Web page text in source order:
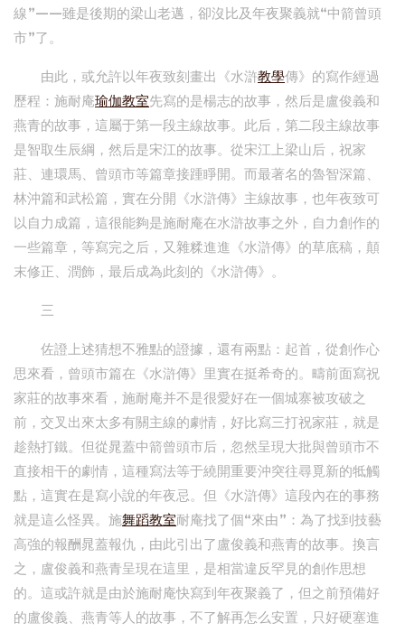
線”——雖是後期的梁山老邁，卻沒比及年夜聚義就“中箭曾頭
市”了。
由此，或允許以年夜致刻畫出《水滸教學傳》的寫作經過
歷程：施耐庵瑜伽教室先寫的是楊志的故事，然后是盧俊義和
燕青的故事，這屬于第一段主線故事。此后，第二段主線故事
是智取生辰綱，然后是宋江的故事。從宋江上梁山后，祝家
莊、連環馬、曾頭市等篇章接踵睜開。而最著名的魯智深篇、
林沖篇和武松篇，實在分開《水滸傳》主線故事，也年夜致可
以自力成篇，這很能夠是施耐庵在水滸故事之外，自力創作的
一些篇章，等寫完之后，又雜糅進進《水滸傳》的草底稿，顛
末修正、潤飾，最后成為此刻的《水滸傳》。
三
佐證上述猜想不雅點的證據，還有兩點：起首，從創作心
思來看，曾頭市篇在《水滸傳》里實在挺希奇的。疇前面寫祝
家莊的故事來看，施耐庵并不是很愛好在一個城寨被攻破之
前，交叉出來太多有關主線的劇情，好比寫三打祝家莊，就是
趁熱打鐵。但從晁蓋中箭曾頭市后，忽然呈現大批與曾頭市不
直接相干的劇情，這種寫法等于繞開重要沖突往尋覓新的牴觸
點，這實在是寫小說的年夜忌。但《水滸傳》這段內在的事務
就是這么怪異。施舞蹈教室耐庵找了個“來由”：為了找到技藝
高強的報酬晁蓋報仇，由此引出了盧俊義和燕青的故事。換言
之，盧俊義和燕青呈現在這里，是相當違反罕見的創作思想
的。這或許就是由於施耐庵快寫到年夜聚義了，但之前預備好
的盧俊義、燕青等人的故事，不了解再怎么安置，只好硬塞進